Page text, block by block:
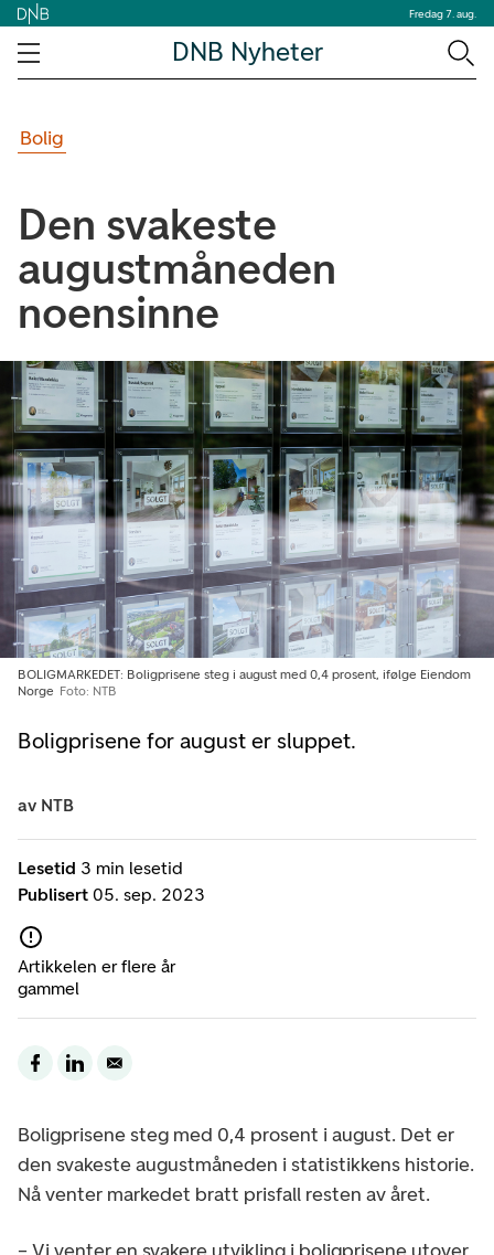
Fredag 7. aug.
DNB Nyheter
Bolig
Den svakeste
augustmåneden
noensinne
Boligprisene for august er sluppet.
BOLIGMARKEDET: Boligprisene steg i august med 0,4 prosent, ifølge Eiendom
Norge Foto: NTB
Lesetid 3 min lesetid
Publisert 05. sep. 2023
Artikkelen er flere år
gammel
av NTB
Boligprisene steg med 0,4 prosent i august. Det er
den svakeste augustmåneden i statistikkens historie.
Nå venter markedet bratt prisfall resten av året.
– Vi venter en svakere utvikling i boligprisene utover